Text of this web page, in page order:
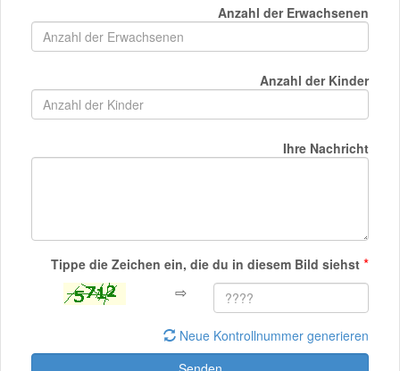
Anzahl der Erwachsenen
Anzahl der Kinder
Ihre Nachricht
Tippe die Zeichen ein, die du in diesem Bild siehst *
⇨
Neue Kontrollnummer generieren